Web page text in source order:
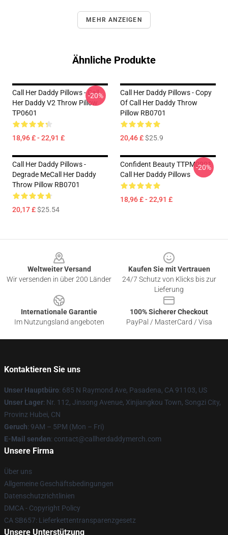
MEHR ANZEIGEN
Ähnliche Produkte
Call Her Daddy Pillows - Call
Her Daddy V2 Throw Pillow
TP0601
18,96 £ - 22,91 £
-20%
Call Her Daddy Pillows - Copy
Of Call Her Daddy Throw
Pillow RB0701
20,46 £$25.9
Call Her Daddy Pillows -
Degrade MeCall Her Daddy
Throw Pillow RB0701
20,17 £$25.54
Confident Beauty TTPM0901
Call Her Daddy Pillows
18,96 £ - 22,91 £
-20%
Weltweiter Versand
Wir versenden in über 200 Länder
Kaufen Sie mit Vertrauen
24/7 Schutz von Klicks bis zur
Lieferung
Internationale Garantie
Im Nutzungsland angeboten
100% Sicherer Checkout
PayPal / MasterCard / Visa
Kontaktieren Sie uns
Unser Hauptbüro: 685 N Raymond Ave, Pasadena, CA 91103, US
Unser Lager: Nr. 112, Jinsong Avenue, Xinjiangkou Town, Songzi City,
Provinz Hubei, CN
Geruch: 9AM – 5PM (Mon – Fri)
E-Mail senden: contact@callherdaddymerch.com
Unsere Firma
Über uns
Allgemeine Geschäftsbedingungen
Datenschutzrichtlinien
DMCA - Copyright Policy
CA SB657: Lieferkettentransparenzgesetz
Unsere Unterstützung